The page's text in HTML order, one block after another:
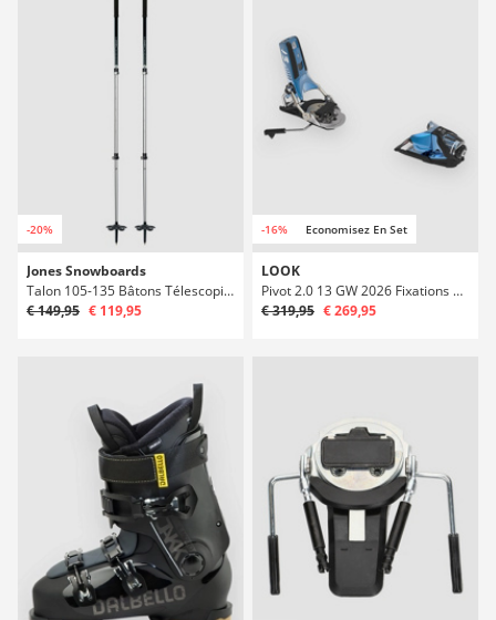
-20%
Jones Snowboards
Talon 105-135 Bâtons Télescopiques
€ 149,95 € 119,95
-16% Economisez En Set
LOOK
Pivot 2.0 13 GW 2026 Fixations de ski
€ 319,95 € 269,95